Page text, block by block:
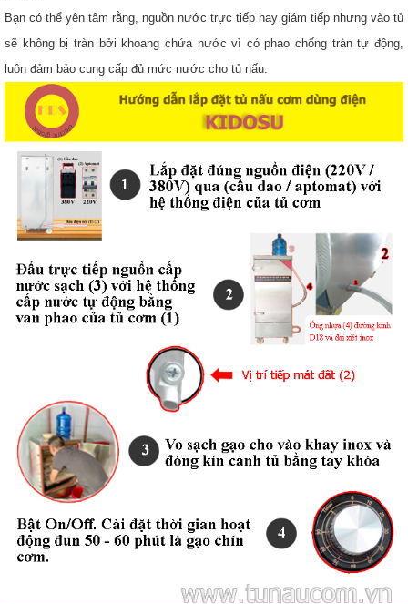
Bạn có thể yên tâm rằng, nguồn nước trực tiếp hay giám tiếp nhưng vào tủ
sẽ không bị tràn bởi khoang chứa nước vì có phao chống tràn tự động,
luôn đảm bảo cung cấp đủ mức nước cho tủ nấu.